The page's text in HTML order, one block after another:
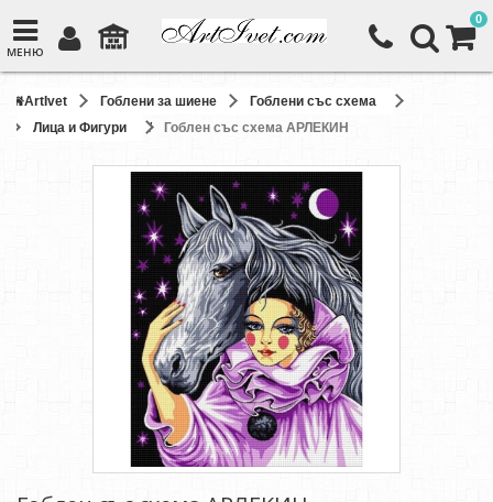
МЕНЮ
0
ArtIvet Гоблени за шиене
Гоблени със схема
Лица и Фигури
Гоблен със схема АРЛЕКИН